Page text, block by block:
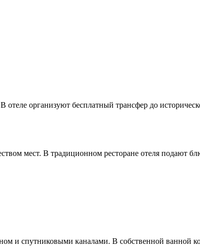
организуют бесплатный трансфер до
мест. В традиционном ресторане отеля подают
и спутниковыми каналами. В собственной ванной